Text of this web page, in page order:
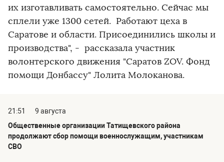
их изготавливать самостоятельно. Сейчас мы
сплели уже 1300 сетей. Работают цеха в
Саратове и области. Присоединились школы и
производства", - рассказала участник
волонтерского движения "Саратов ZOV. Фонд
помощи Донбассу" Лолита Молоканова.
21:51
9 августа
Общественные организации Татищевского района
продолжают сбор помощи военнослужащим, участникам
СВО